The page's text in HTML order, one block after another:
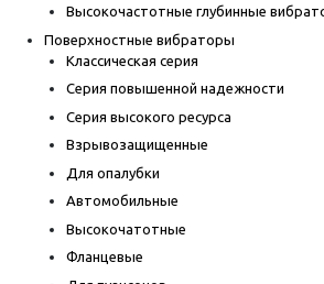
Высокочастотные глубинные
Поверхностные вибраторы
Классическая серия
Серия повышенной надежности
Серия высокого ресурса
Взрывозащищенные
Для опалубки
Автомобильные
Высокочатотные
Фланцевые